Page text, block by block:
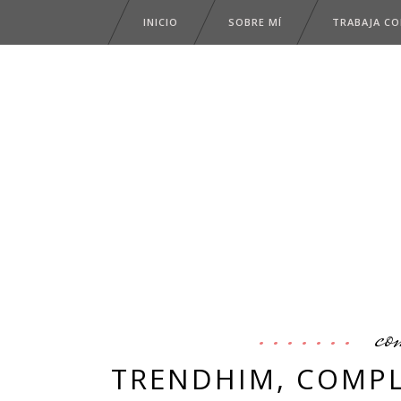
INICIO SOBRE MÍ TRABAJA
TRENDHIM,